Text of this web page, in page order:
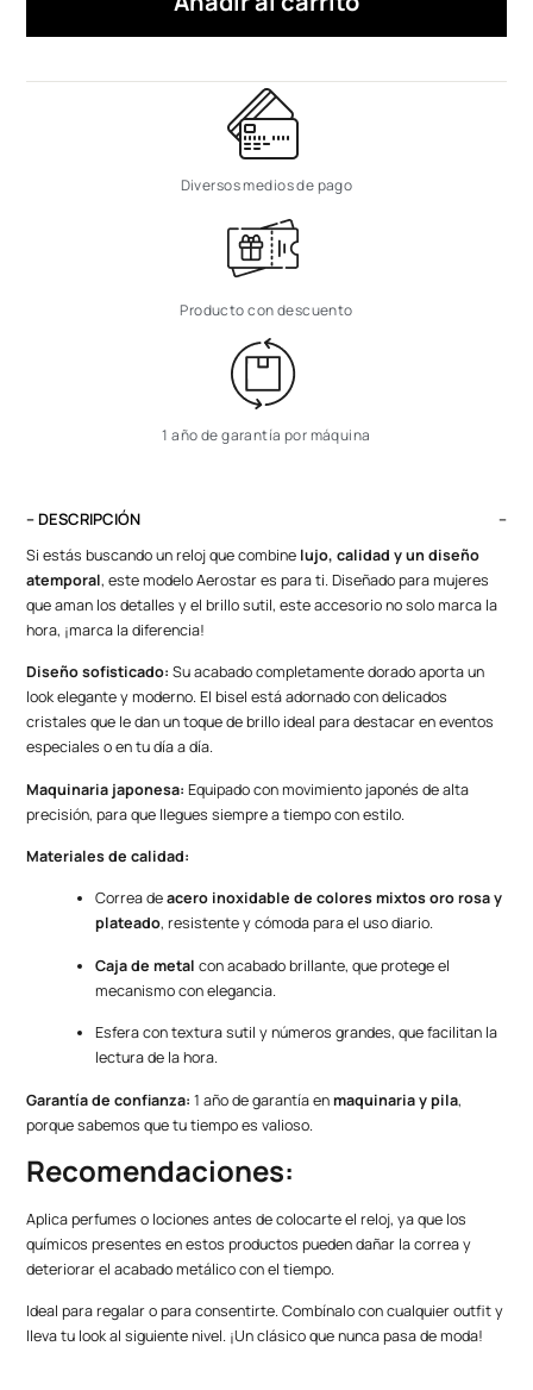
Diversos medios de pago
Producto con descuento
1 año de garantía por máquina
– DESCRIPCIÓN
Si estás buscando un reloj que combine lujo, calidad y un diseño
atemporal, este modelo Aerostar es para ti. Diseñado para mujeres
que aman los detalles y el brillo sutil, este accesorio no solo marca la
hora, ¡marca la diferencia!
Diseño sofisticado: Su acabado completamente dorado aporta un
look elegante y moderno. El bisel está adornado con delicados
cristales que le dan un toque de brillo ideal para destacar en eventos
especiales o en tu día a día.
Maquinaria japonesa: Equipado con movimiento japonés de alta
precisión, para que llegues siempre a tiempo con estilo.
Materiales de calidad:
Correa deacero inoxidable de colores mixtos oro rosa y
plateado, resistente y cómoda para el uso diario.
Caja de metal con acabado brillante, que protege el
mecanismo con elegancia.
Esfera con textura sutil y números grandes, que facilitan la
lectura de la hora.
Garantía de confianza: 1 año de garantía enmaquinaria y pila,
porque sabemos que tu tiempo es valioso.
Recomendaciones:
Aplica perfumes o lociones antes de colocarte el reloj, ya que los
químicos presentes en estos productos pueden dañar la correa y
deteriorar el acabado metálico con el tiempo.
Ideal para regalar o para consentirte. Combínalo con cualquier outfit y
lleva tu look al siguiente nivel. ¡Un clásico que nunca pasa de moda!